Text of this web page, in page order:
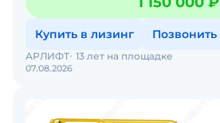
Купить в лизинг Позвонить
07.08.2026
АРЛИФТ 13 лет на площадке